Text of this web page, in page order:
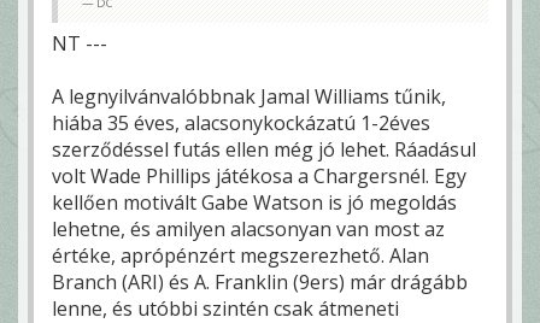
DC
NT ---
A legnyilvánvalóbbnak Jamal Williams tűnik,
hiába 35 éves, alacsonykockázatú 1-2éves
szerződéssel futás ellen még jó lehet. Ráadásul
volt Wade Phillips játékosa a Chargersnél. Egy
kellően motivált Gabe Watson is jó megoldás
lehetne, és amilyen alacsonyan van most az
értéke, aprópénzért megszerezhető. Alan
Branch (ARI) és A. Franklin (9ers) már drágább
lenne, és utóbbi szintén csak átmeneti